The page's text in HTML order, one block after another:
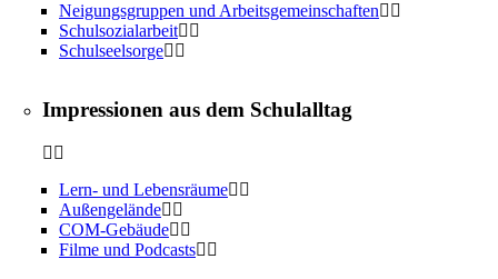
Neigungsgruppen und Arbeitsgemeinschaften
Schulsozialarbeit
Schulseelsorge
Impressionen aus dem Schulalltag
Lern- und Lebensräume
Außengelände
COM-Gebäude
Filme und Podcasts